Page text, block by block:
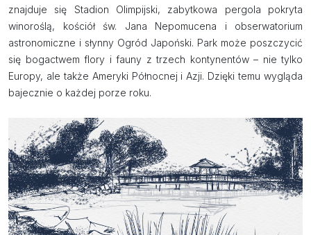
znajduje się Stadion Olimpijski, zabytkowa pergola pokryta
winoroślą, kościół św. Jana Nepomucena i obserwatorium
astronomiczne i słynny Ogród Japoński. Park może poszczycić
się bogactwem flory i fauny z trzech kontynentów – nie tylko
Europy, ale także Ameryki Północnej i Azji. Dzięki temu wygląda
bajecznie o każdej porze roku.